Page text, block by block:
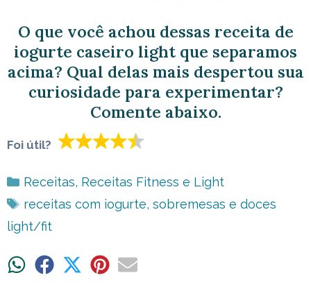
O que você achou dessas receita de
iogurte caseiro light que separamos
acima? Qual delas mais despertou sua
curiosidade para experimentar?
Comente abaixo.
Foi útil?
Categorias
Receitas, Receitas Fitness e Light
Tags
receitas com iogurte, sobremesas e doces
light/fit
ShareShare ShareShareShare